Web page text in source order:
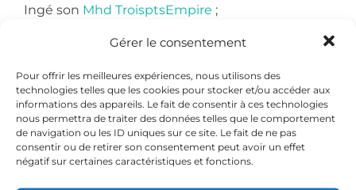
Gérer le consentement
Pour offrir les meilleures expériences, nous utilisons des
technologies telles que les cookies pour stocker et/ou accéder aux
informations des appareils. Le fait de consentir à ces technologies
nous permettra de traiter des données telles que le comportement
de navigation ou les ID uniques sur ce site. Le fait de ne pas
consentir ou de retirer son consentement peut avoir un effet
négatif sur certaines caractéristiques et fonctions.
Ingé son Mhd TroisptsEmpire ;
Jeudi 24/11 : de 16h à 20h : dispo :
Ingé son Mhd TroisptsEmpire ;
Vendredi : 25/11 : de 16h à 20h : dispo :
Ingé son Mhd TroisptsEmpire;